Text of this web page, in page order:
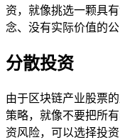
资，就像挑选一颗具
念、没有实际价值的
分散投资
由于区块链产业股票
策略，就像不要把所
资风险，可以选择投